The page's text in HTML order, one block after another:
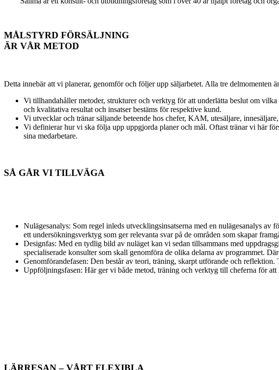
MÅLSTYRD FÖRSÄLJNING
ÄR VÅR METOD
Detta innebär att vi planerar, genomför och följer upp säljarbetet. Alla tre
Vi tillhandahåller metoder, strukturer och verktyg för att underlätta beslut om
och kvalitativa resultat och insatser bestäms för respektive kund.
Vi utvecklar och tränar säljande beteende hos chefer, KAM, utesäljare,
Vi definierar hur vi ska följa upp uppgjorda planer och mål. Oftast tränar vi här
sina medarbetare.
SÅ GÅR VI TILLVÄGA
Nulägesanalys: Som regel inleds utvecklingsinsatserna med en nulägesanalys
ett undersökningsverktyg som ger relevanta svar på de områden som skapar
Designfas: Med en tydlig bild av nuläget kan vi sedan tillsammans med
specialiserade konsulter som skall genomföra de olika delarna av programmet.
Genomförandefasen: Den består av teori, träning, skarpt utförande och
Uppföljningsfasen: Här ger vi både metod, träning och verktyg till cheferna för
LÄRRESAN – VÅRT FLEXIBLA